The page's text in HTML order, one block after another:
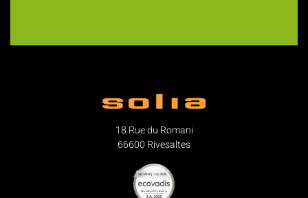
18 Rue du Romani
66600 Rivesaltes